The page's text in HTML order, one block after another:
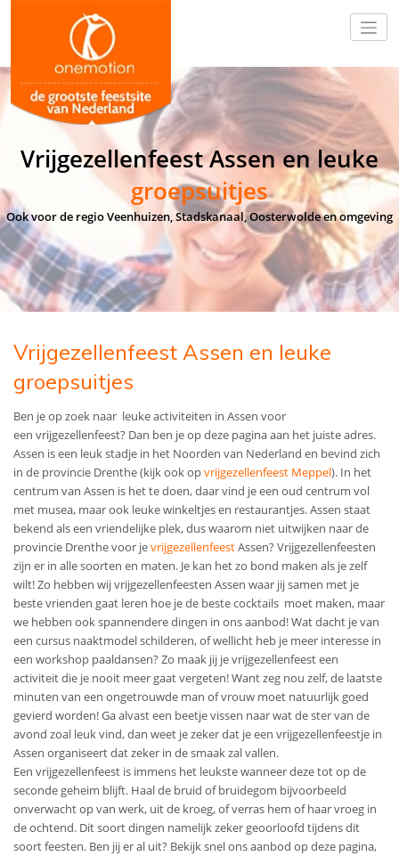
Vrijgezellenfeest Assen en leuke
groepsuitjes
Ook voor de regio Veenhuizen, Stadskanaal, Oosterwolde en omgeving
Vrijgezellenfeest Assen en leuke
groepsuitjes
Ben je op zoek naar leuke activiteiten in Assen voor
een vrijgezellenfeest? Dan ben je op deze pagina aan het juiste adres.
Assen is een leuk stadje in het Noorden van Nederland en bevind zich
in de provincie Drenthe (kijk ook opvrijgezellenfeest Meppel). In het
centrum van Assen is het te doen, daar vind je een oud centrum vol
met musea, maar ook leuke winkeltjes en restaurantjes. Assen staat
bekend als een vriendelijke plek, dus waarom niet uitwijken naar de
provincie Drenthe voor jevrijgezellenfeestAssen? Vrijgezellenfeesten
zijn er in alle soorten en maten. Je kan het zo bond maken als je zelf
wilt! Zo hebben wijvrijgezellenfeesten Assen waar jij samen met je
beste vrienden gaat leren hoe je de beste cocktails moet maken, maar
we hebben ook spannendere dingen in ons aanbod! Wat dacht je van
een cursus naaktmodel schilderen, of wellicht heb je meer interesse in
een workshop paaldansen? Zo maak jij jevrijgezellenfeesteen
activiteit die je nooit meer gaat vergeten! Want zeg nou zelf, de laatste
minuten van een ongetrouwde man of vrouw moet natuurlijk goed
gevierd worden! Ga alvast een beetje vissen naar wat de ster van de
avond zoal leuk vind, dan weet je zeker dat je een vrijgezellenfeestje in
Assen organiseert dat zeker in de smaak zal vallen.
Een vrijgezellenfeest is immens het leukste wanneer deze tot op de
seconde geheim blijft. Haal de bruid of bruidegom bijvoorbeeld
onverwacht op van werk, uit de kroeg, of verras hem of haar vroeg in
de ochtend. Dit soort dingen namelijk zeker geoorloofd tijdens dit
soort feesten. Ben jij er al uit? Bekijk snel ons aanbod op deze pagina,